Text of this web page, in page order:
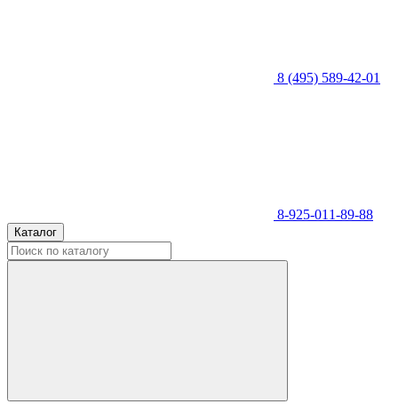
8 (495) 589-42-01
8-925-011-89-88
Каталог